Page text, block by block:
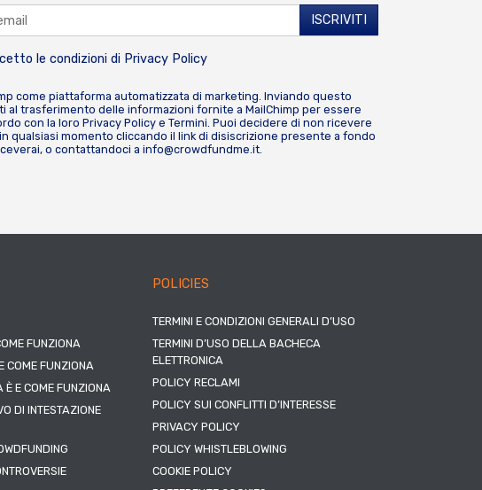
le condizioni di Privacy Policy
come piattaforma automatizzata di marketing. Inviando questo
al trasferimento delle informazioni fornite a MailChimp per essere
con la loro Privacy Policy e Termini. Puoi decidere di non ricevere
qualsiasi momento cliccando il link di disiscrizione presente a fondo
o contattandoci a info@crowdfundme.it.
FUNZIONA
COME FUNZIONA
È E COME FUNZIONA
DI INTESTAZIONE
POLICIES
TERMINI E CONDIZIONI GENERALI D’USO
TERMINI D’USO DELLA BACHECA
ELETTRONICA
POLICY RECLAMI
POLICY SUI CONFLITTI D’INTERESSE
PRIVACY POLICY
POLICY WHISTLEBLOWING
COOKIE POLICY